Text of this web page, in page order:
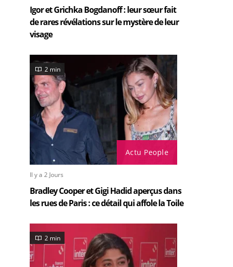
Igor et Grichka Bogdanoff : leur sœur fait
de rares révélations sur le mystère de leur
visage
Actu People
2 min
Il y a 2 Jours
Bradley Cooper et Gigi Hadid aperçus dans
les rues de Paris : ce détail qui affole la Toile
2 min